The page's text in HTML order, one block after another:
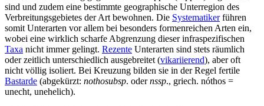
sind und zudem eine bestimmte geographische Unterregion des
Verbreitungsgebietes der Art bewohnen. Die Systematikerführen
somit Unterarten vor allem bei besonders formenreichen Arten ein,
wobei eine wirklich scharfe Abgrenzung dieser infraspezifischen
Taxa nicht immer gelingt. Rezente Unterarten sind stets räumlich
oder zeitlich unterschiedlich ausgebreitet (vikariierend), aber oft
nicht völlig isoliert. Bei Kreuzung bilden sie in der Regel fertile
Bastarde (abgekürzt: nothosubsp. odernssp., griech. nóthos =
unecht, unehelich).